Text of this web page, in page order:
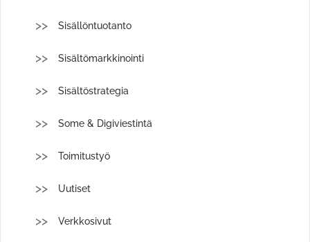
Sisällöntuotanto
Sisältömarkkinointi
Sisältöstrategia
Some & Digiviestintä
Toimitustyö
Uutiset
Verkkosivut